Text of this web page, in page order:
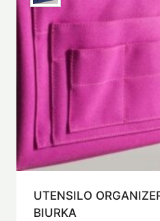
UTENSILO
BIURKA